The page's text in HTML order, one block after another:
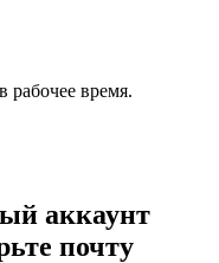
рабочее время.
аккаунт
почту